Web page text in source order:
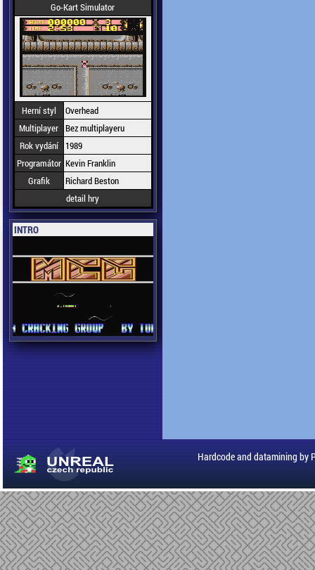
Go-Kart Simulator
Herní styl
Overhead
Multiplayer Bez multiplayeru
Rok vydání
1989
Programátor Kevin Franklin
Grafik
Richard Beston
detail hry
INTRO
Hardcode and datamining by